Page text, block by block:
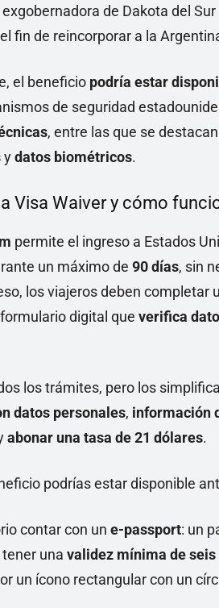
de Dakota del
fin de reincorporar a la
el beneficio podría estar
de seguridad
, entre las que se destacan
ydatos biométricos.
Visa Waiver y cómo
permite el ingreso a Estados
un máximo de 90 días, sin
los viajeros deben completar
digital que verifica
los trámites, pero los
datos personales, información
abonar una tasa de 21 dólares.
contar con un e-passport: un
una validez mínima de
un ícono rectangular con un